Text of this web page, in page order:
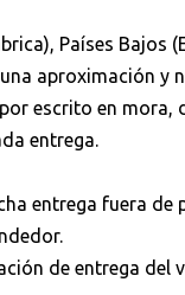
Países Bajos
aproximación y
escrito en mora,
entrega.
entrega fuera de
de entrega del